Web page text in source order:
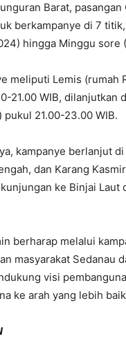
Barat, pasangan
berkampanye di 7
hingga Minggu sore
meliputi Lemis (rumah
21.00 WIB, dilanjutkan
pukul 21.00-23.00 WIB.
kampanye berlanjut
dan Karang
ke Binjai Laut
berharap melalui
masyarakat Sedanau
visi
ke arah yang lebih